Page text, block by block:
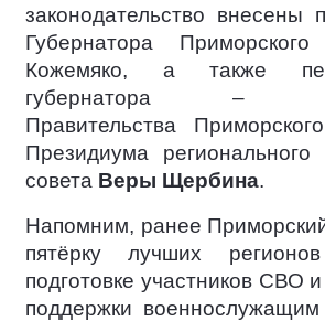
законодательство внесены
Губернатора
Кожемяко, а также
губернатора –
Правительства
Президиума регионального
совета Веры Щербина.
Напомним, ранее
пятёрку лучших
подготовке участников СВО
поддержки